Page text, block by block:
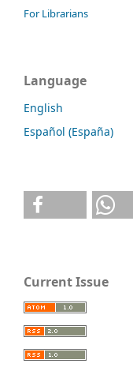
For Librarians
Language
English
Español (España)
Current Issue